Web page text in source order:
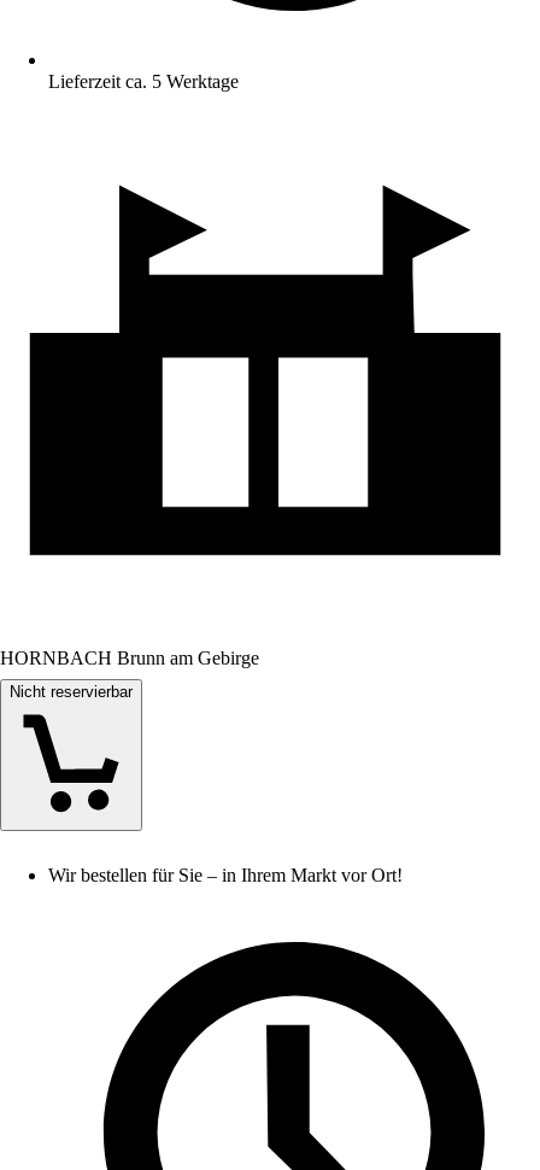
Lieferzeit ca. 5 Werktage
HORNBACH Brunn am Gebirge
Nicht reservierbar
Wir bestellen für Sie – in Ihrem Markt vor Ort!